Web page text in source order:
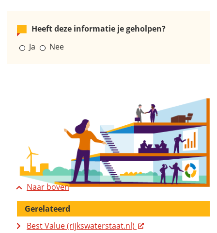
Heeft deze informatie je geholpen?
Ja
Nee
Gerelateerd
Best Value (rijkswaterstaat.nl)
Naar boven